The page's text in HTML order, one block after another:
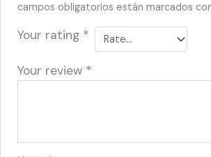
campos obligatorios están marcados
Your rating *
Your review *